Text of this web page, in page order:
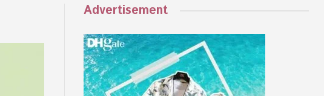
Advertisement